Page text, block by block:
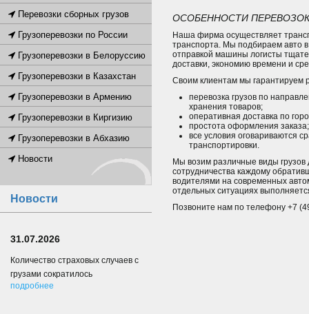
ОСОБЕННОСТИ
Наша фирма осуществляет
транспорта. Мы подбираем авто
отправкой машины логисты
доставки, экономию времени и
Своим клиентам мы гарантируем
перевозка грузов по
хранения товаров;
оперативная доставка по
простота оформления заказа;
все условия оговариваются
транспортировки.
Мы возим различные виды грузов
сотрудничества каждому
водителями на современных
отдельных ситуациях
Позвоните нам по телефону +7
Перевозки сборных грузов
Грузоперевозки по России
Грузоперевозки в Белоруссию
Грузоперевозки в Казахстан
Грузоперевозки в Армению
Грузоперевозки в Киргизию
Грузоперевозки в Абхазию
Новости
Новости
31.07.2026
Количество страховых случаев с
грузами сократилось
подробнее